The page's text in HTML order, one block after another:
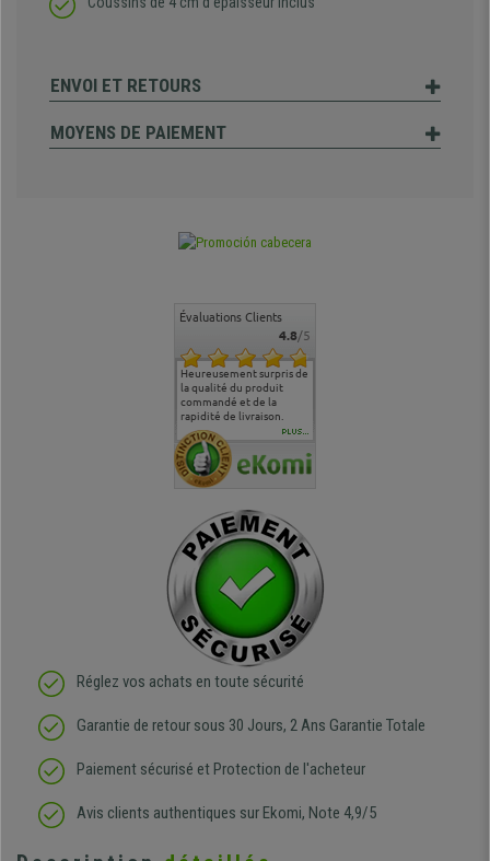
ENVOI ET RETOURS
MOYENS DE PAIEMENT
Évaluations Clients
4.8/5
Heureusement surpris de
la qualité du produit
commandé et de la
rapidité de livraison.
de l'aménagement et ne
regrette pas mon achat.
PLUS...
Réglez vos achats en toute sécurité
Garantie de retour sous 30 Jours, 2 Ans Garantie Totale
Paiement sécurisé et Protection de l'acheteur
Avis clients authentiques sur Ekomi, Note 4,9/5